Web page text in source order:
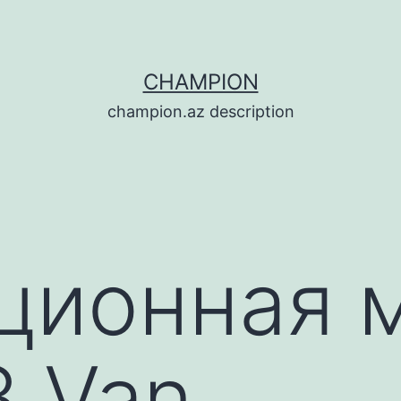
CHAMPION
champion.az description